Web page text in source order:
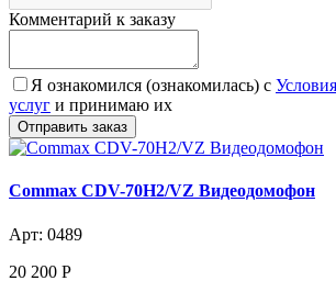
Комментарий к заказу
Я ознакомился (ознакомилась) с
услуг и принимаю их
Commax CDV-70H2/VZ Видеодомофон
Арт: 0489
20 200 Р